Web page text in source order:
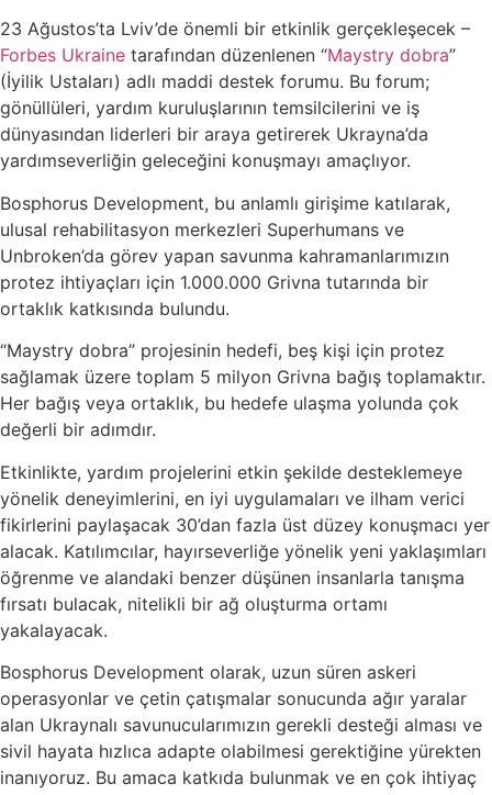
23 Ağustos’ta Lviv’de önemli bir etkinlik gerçekleşecek –
Forbes Ukraine tarafından düzenlenen “Maystry dobra”
(İyilik Ustaları) adlı maddi destek forumu. Bu forum;
gönüllüleri, yardım kuruluşlarının temsilcilerini ve iş
dünyasından liderleri bir araya getirerek Ukrayna’da
yardımseverliğin geleceğini konuşmayı amaçlıyor.
Bosphorus Development, bu anlamlı girişime katılarak,
ulusal rehabilitasyon merkezleri Superhumans ve
Unbroken’da görev yapan savunma kahramanlarımızın
protez ihtiyaçları için 1.000.000 Grivna tutarında bir
ortaklık katkısında bulundu.
“Maystry dobra” projesinin hedefi, beş kişi için protez
sağlamak üzere toplam 5 milyon Grivna bağış toplamaktır.
Her bağış veya ortaklık, bu hedefe ulaşma yolunda çok
değerli bir adımdır.
Etkinlikte, yardım projelerini etkin şekilde desteklemeye
yönelik deneyimlerini, en iyi uygulamaları ve ilham verici
fikirlerini paylaşacak 30’dan fazla üst düzey konuşmacı yer
alacak. Katılımcılar, hayırseverliğe yönelik yeni yaklaşımları
öğrenme ve alandaki benzer düşünen insanlarla tanışma
fırsatı bulacak, nitelikli bir ağ oluşturma ortamı
yakalayacak.
Bosphorus Development olarak, uzun süren askeri
operasyonlar ve çetin çatışmalar sonucunda ağır yaralar
alan Ukraynalı savunucularımızın gerekli desteği alması ve
sivil hayata hızlıca adapte olabilmesi gerektiğine yürekten
inanıyoruz. Bu amaca katkıda bulunmak ve en çok ihtiyaç